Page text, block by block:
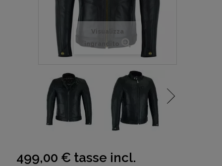
Visualizza
ingrandito
499,00 € tasse incl.